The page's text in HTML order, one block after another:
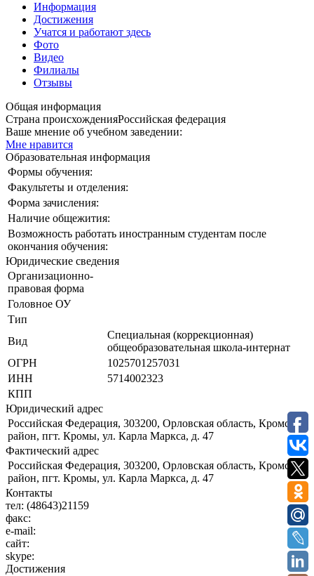
Информация
Достижения
Учатся и работают здесь
Фото
Видео
Филиалы
Отзывы
Общая информация
Страна происхожденияРоссийская федерация
Ваше мнение об учебном заведении:
Мне нравится
Образовательная информация
Формы обучения:
Факультеты и отделения:
Форма зачисления:
Наличие общежития:
Возможность работать иностранным студентам после
окончания обучения:
Юридические сведения
Организационно-
правовая форма
Головное ОУ
Тип
Вид
Специальная (коррекционная)
общеобразовательная школа-интернат
ОГРН
1025701257031
ИНН
5714002323
КПП
Юридический адрес
Российская Федерация, 303200, Орловская область, Кромской
район, пгт. Кромы, ул. Карла Маркса, д. 47
Фактический адрес
Российская Федерация, 303200, Орловская область, Кромской
район, пгт. Кромы, ул. Карла Маркса, д. 47
Контакты
тел: (48643)21159
факс:
e-mail:
сайт:
skype:
Достижения